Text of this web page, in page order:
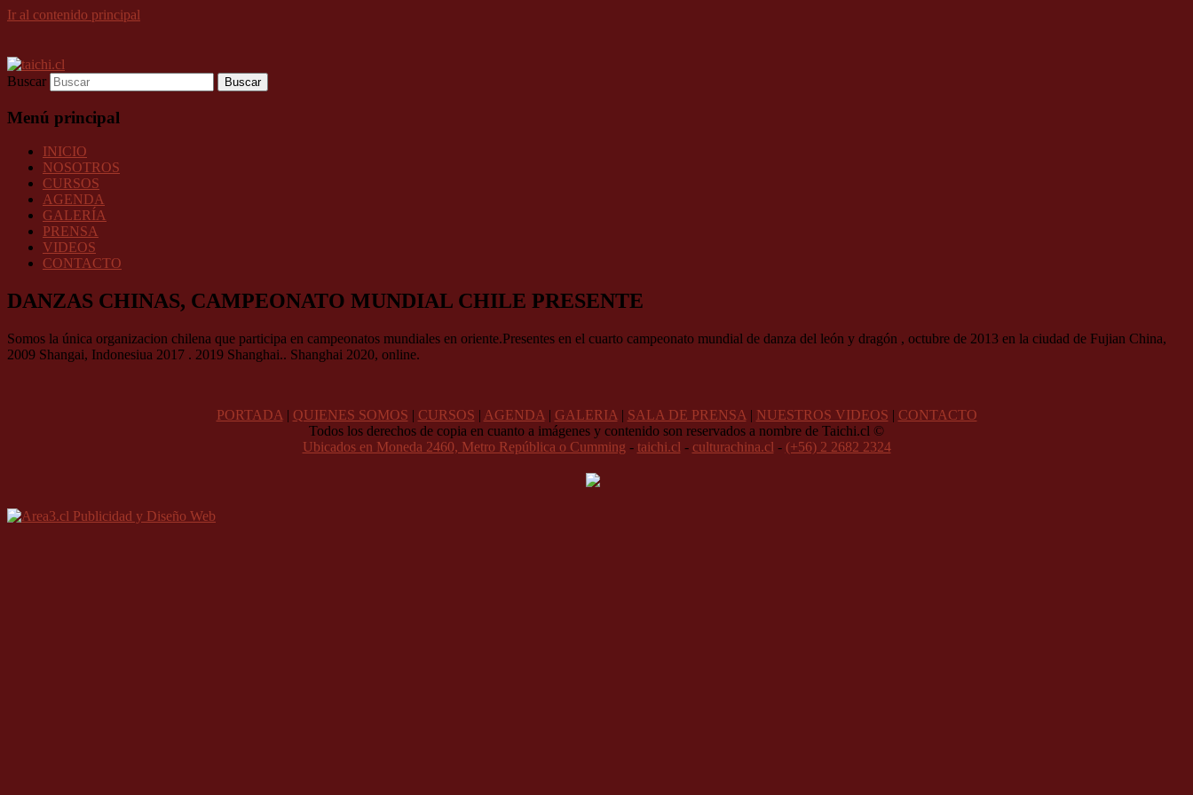
Ir al contenido principal
Buscar
Menú principal
INICIO
NOSOTROS
CURSOS
AGENDA
GALERÍA
PRENSA
VIDEOS
CONTACTO
DANZAS CHINAS, CAMPEONATO MUNDIAL CHILE PRESENTE
Somos la única organizacion chilena que participa en campeonatos mundiales en oriente.Presentes en el cuarto campeonato mundial de danza del león y dragón , octubre de 2013 en la ciudad de Fujian China,
2009 Shangai, Indonesiua 2017 . 2019 Shanghai.. Shanghai 2020, online.
PORTADA | QUIENES SOMOS | CURSOS | AGENDA | GALERIA | SALA DE PRENSA | NUESTROS VIDEOS | CONTACTO
Todos los derechos de copia en cuanto a imágenes y contenido son reservados a nombre de Taichi.cl ©
Ubicados en Moneda 2460, Metro República o Cumming - taichi.cl - culturachina.cl - (+56) 2 2682 2324